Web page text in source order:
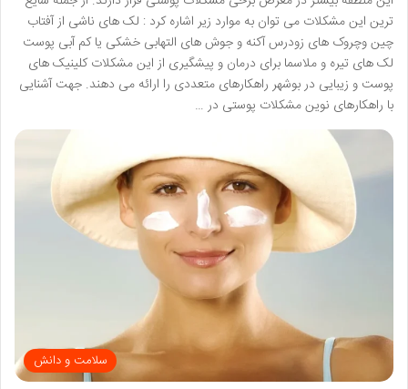
ترین این مشکلات می توان به موارد زیر اشاره کرد : لک های ناشی از آفتاب
چین وچروک های زودرس آکنه و جوش های التهابی خشکی یا کم آبی پوست
لک های تیره و ملاسما برای درمان و پیشگیری از این مشکلات کلینیک های
پوست و زیبایی در بوشهر راهکارهای متعددی را ارائه می دهند. جهت آشنایی
با راهکارهای نوین مشکلات پوستی در …
سلامت و دانش